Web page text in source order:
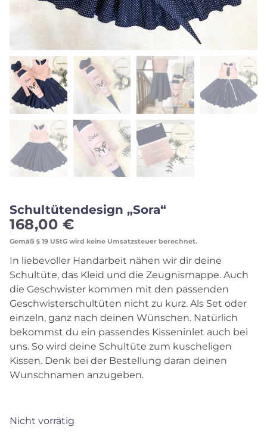
Schultütendesign „Sora“
168,00 €
Gemäß § 19 UStG wird keine Umsatzsteuer berechnet.
In liebevoller Handarbeit nähen wir dir deine
Schultüte, das Kleid und die Zeugnismappe. Auch
die Geschwister kommen mit den passenden
Geschwisterschultüten nicht zu kurz. Als Set oder
einzeln, ganz nach deinen Wünschen. Natürlich
bekommst du ein passendes Kisseninlet auch bei
uns. So wird deine Schultüte zum kuscheligen
Kissen. Denk bei der Bestellung daran deinen
Wunschnamen anzugeben.
Nicht vorrätig